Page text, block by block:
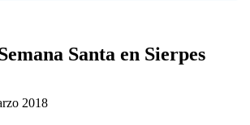
Santa en Sierpes
2018